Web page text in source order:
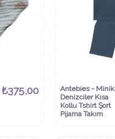
₺375,00
Antebies - Minik
Denizciler Kısa
Kollu Tshirt Şort
Pijama Takım